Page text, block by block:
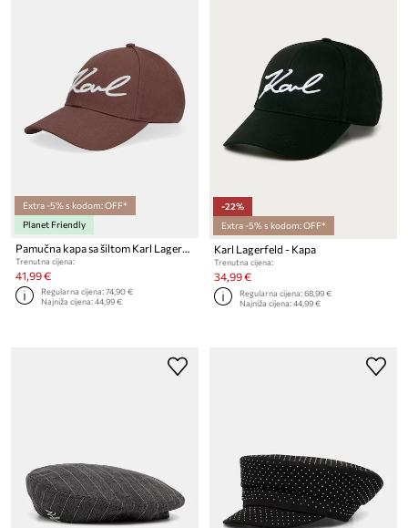
Extra -5% s kodom: OFF*
Planet Friendly
Trenutna cijena:
41,99 €
Regularna cijena:74,90 €
Najniža cijena:44,99 €
-22%
Extra -5% s kodom: OFF*
Karl Lagerfeld - Kapa
Trenutna cijena:
34,99 €
Regularna cijena:68,99 €
Najniža cijena:44,99 €